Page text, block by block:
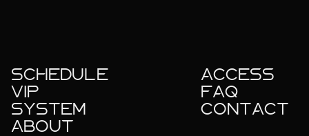
SCHEDULE
ACCESS
VIP
FAQ
SYSTEM
CONTACT
ABOUT